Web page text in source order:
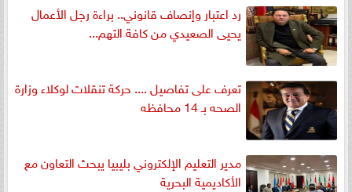
رد اعتبار وإنصاف قانوني.. براءة رجل الأعمال
يحيى الصعيدي من كافة التهم...
تعرف على تفاصيل .... حركة تنقلات لوكلاء وزارة
الصحه بـ 14 محافظه
مدير التعليم الإلكتروني بليبيا يبحث التعاون مع
الأكاديمية البحرية